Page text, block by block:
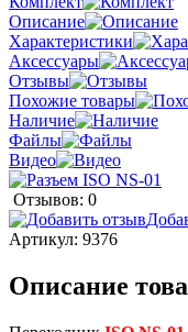
Описание
Характеристики
Аксессуары
Отзывы
Похожие товары
Наличие
Файлы
Видео
Отзывов: 0
Артикул: 9376
Описание